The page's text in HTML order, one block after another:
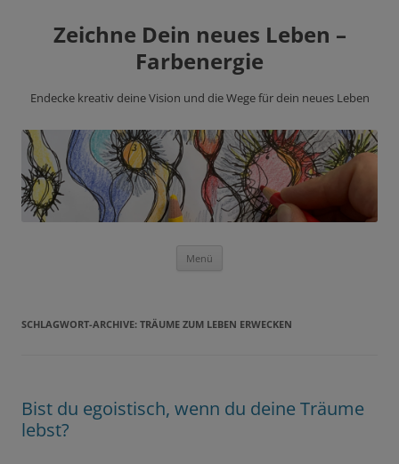
Zeichne Dein neues Leben –
Farbenergie
Endecke kreativ deine Vision und die Wege für dein neues Leben
Menü
SCHLAGWORT-ARCHIVE: TRÄUME ZUM LEBEN ERWECKEN
Bist du egoistisch, wenn du deine Träume
lebst?